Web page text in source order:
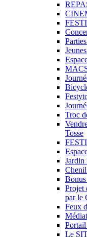
Troc
Tosse
Jardin
Projet
par le
Feux
Portail
Le